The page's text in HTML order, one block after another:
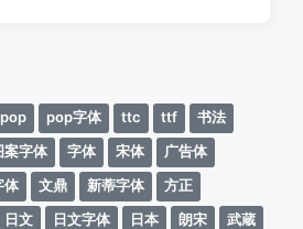
pop pop字体 ttc ttf
书法
案字体 字体 宋体
广告体
体 文鼎 新蒂字体
方正
日文 日文字体 日本 朗宋
武蔵